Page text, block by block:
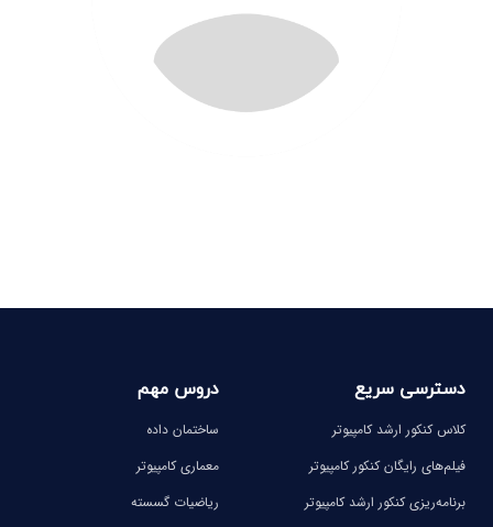
دسترسی سریع
کلاس کنکور ارشد کامپیوتر
فیلم‌های رایگان کنکور کامپیوتر
برنامه‌ریزی کنکور ارشد کامپیوتر
دروس مهم
ساختمان داده
معماری کامپیوتر
ریاضیات گسسته